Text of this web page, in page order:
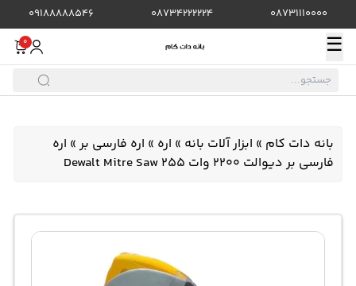
08731110000
08734222224
09188888546
☰
0
بانه دات کام » ابزار آلات بانه » اره » اره فارسی بر» اره
فارسی بر دیوالت 2200 وات Dewalt Mitre Saw 255